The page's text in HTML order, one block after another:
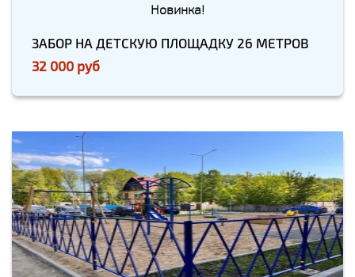
Новинка!
ЗАБОР НА ДЕТСКУЮ ПЛОЩАДКУ 26 МЕТРОВ
32 000 руб